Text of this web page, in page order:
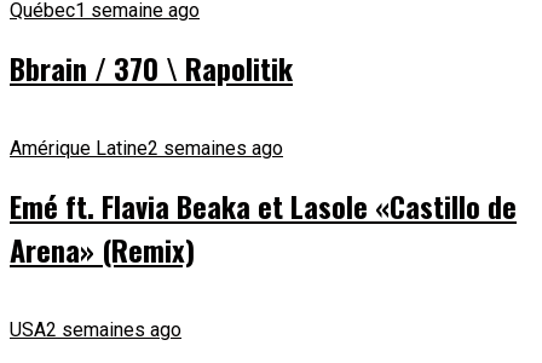
Québec1 semaine ago
Bbrain / 370 \ Rapolitik
Amérique Latine2 semaines ago
Emé ft. Flavia Beaka et Lasole «Castillo de
Arena» (Remix)
USA2 semaines ago